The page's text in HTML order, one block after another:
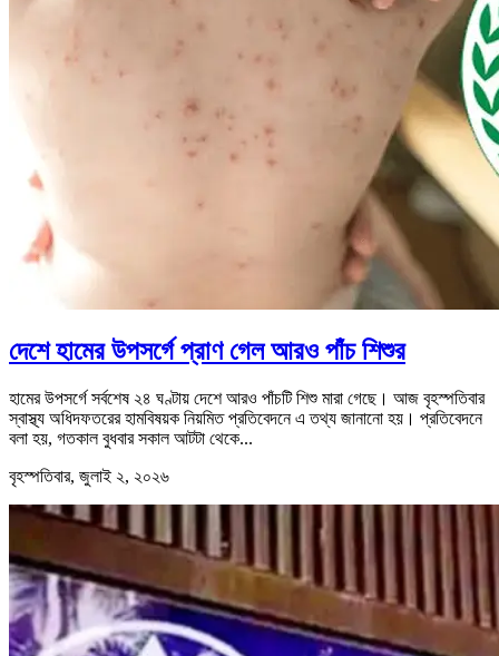
দেশে হামের উপসর্গে প্রাণ গেল আরও পাঁচ শিশুর
হামের উপসর্গে সর্বশেষ ২৪ ঘণ্টায় দেশে আরও পাঁচটি শিশু মারা গেছে। আজ বৃহস্পতিবার
স্বাস্থ্য অধিদফতরের হামবিষয়ক নিয়মিত প্রতিবেদনে এ তথ্য জানানো হয়। প্রতিবেদনে
বলা হয়, গতকাল বুধবার সকাল আটটা থেকে...
বৃহস্পতিবার, জুলাই ২, ২০২৬